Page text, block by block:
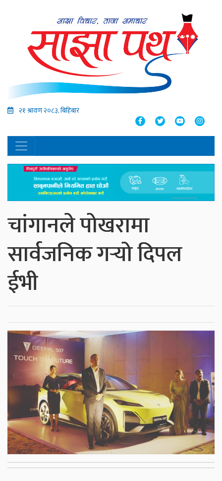
२१ श्रावण २०८३, बिहिबार
चांगानले पोखरामा
सार्वजनिक गर्‍यो दिपल
ईभी